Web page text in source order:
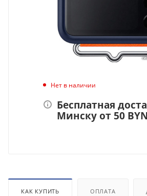
Нет в наличии
Бесплатная
Минску от 50 BYN
КАК КУПИТЬ ОПЛАТА